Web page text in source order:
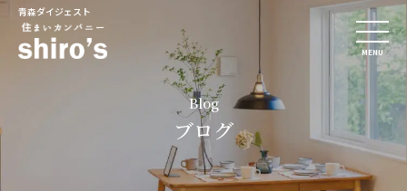
青森ダイジェスト
MENU
Blog
ブログ